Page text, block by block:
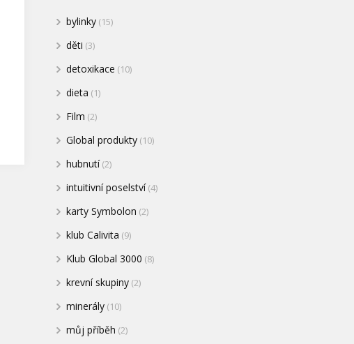
bylinky(15)
děti (3)
detoxikace (10)
dieta (1)
Film (2)
Global produkty(10)
hubnutí(2)
intuitivní poselství(4)
karty Symbolon (2)
klub Calivita (9)
Klub Global 3000 (8)
krevní skupiny(2)
minerály(10)
můj příběh (2)